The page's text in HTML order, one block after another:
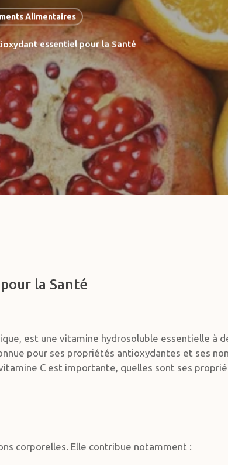
Alimentaires
essentiel pour la Santé
la Santé
est une vitamine hydrosoluble essentielle à
pour ses propriétés antioxydantes et ses
C est importante, quelles sont ses
corporelles. Elle contribue notamment :